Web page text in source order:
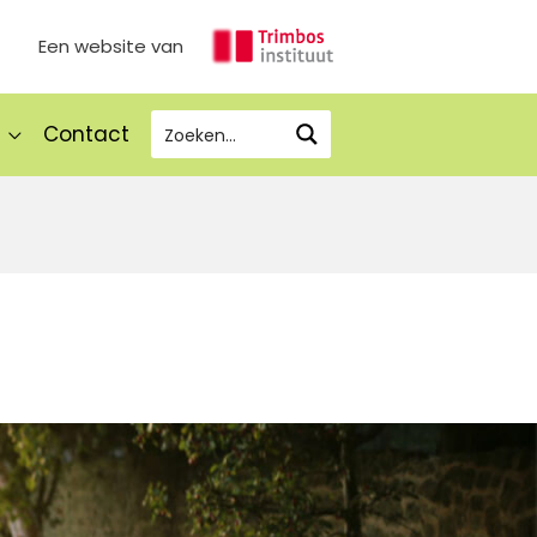
Een website van
Contact